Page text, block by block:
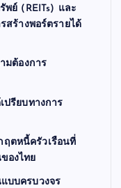
พย์ (REITs) และ
สร้างพอร์ตรายได้
มต้องการ
ปรียบทางการ
ตหนี้ครัวเรือนที่
องไทย
บบครบวงจร